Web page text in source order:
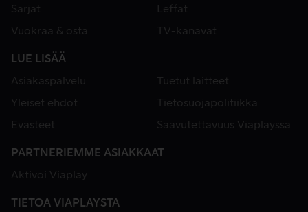
Sarjat
Leffat
Vuokraa & osta
TV-kanavat
LUE LISÄÄ
Asiakaspalvelu
Tuetut laitteet
Yleiset ehdot
Tietosuojapolitiikka
Evästeet
Saavutettavuus Viaplayssa
PARTNERIEMME ASIAKKAAT
Aktivoi Viaplay
TIETOA VIAPLAYSTA